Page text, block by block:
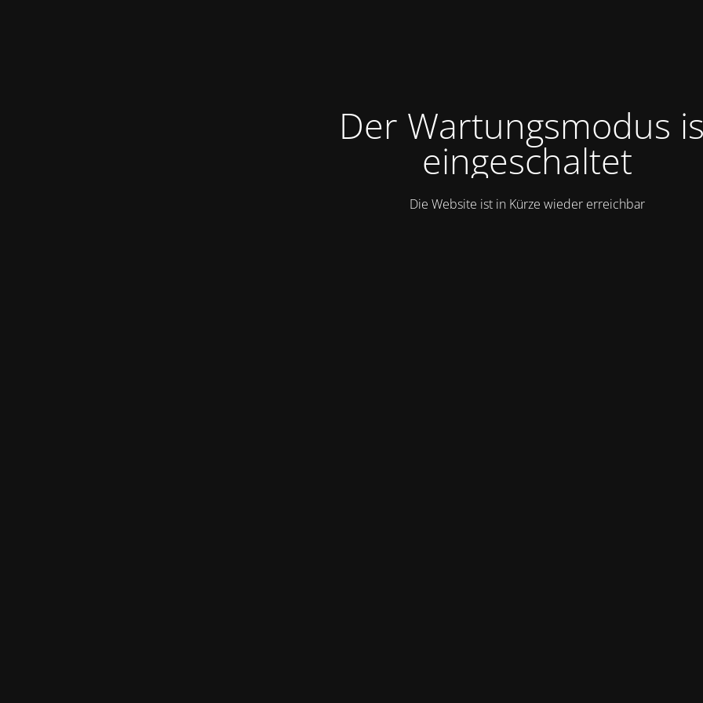
Der Wartungsmodus
eingeschaltet
Die Website ist in Kürze wieder erreichbar